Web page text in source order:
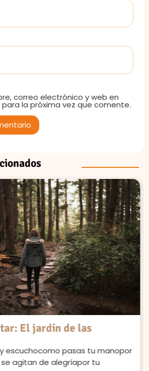
correo electrónico y web en
la próxima vez que comente.
El jardín de las
escuchocomo pasas tu manopor
agitan de alegríapor tu